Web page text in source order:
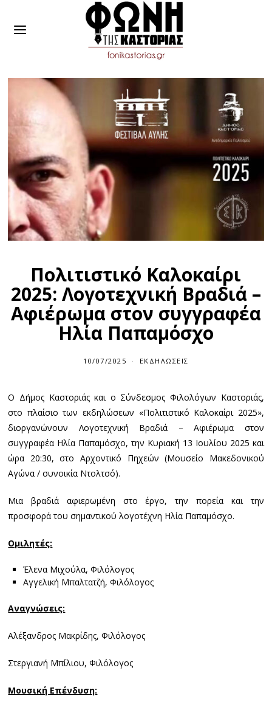
Πολιτιστικό Καλοκαίρι
2025: Λογοτεχνική Βραδιά –
Αφιέρωμα στον συγγραφέα
Ηλία Παπαμόσχο
10/07/2025 ΕΚΔΗΛΏΣΕΙΣ
Ο Δήμος Καστοριάς και ο Σύνδεσμος Φιλολόγων Καστοριάς,
στο πλαίσιο των εκδηλώσεων «Πολιτιστικό Καλοκαίρι 2025»,
διοργανώνουν Λογοτεχνική Βραδιά – Αφιέρωμα στον
συγγραφέα Ηλία Παπαμόσχο, την Κυριακή 13 Ιουλίου 2025 και
ώρα 20:30, στο Αρχοντικό Πηχεών (Μουσείο Μακεδονικού
Αγώνα / συνοικία Ντολτσό).
Μια βραδιά αφιερωμένη στο έργο, την πορεία και την
προσφορά του σημαντικού λογοτέχνη Ηλία Παπαμόσχο.
Ομιλητές:
Έλενα Μιχούλα, Φιλόλογος
Αγγελική Μπαλτατζή, Φιλόλογος
Αναγνώσεις:
Αλέξανδρος Μακρίδης, Φιλόλογος
Στεργιανή Μπίλιου, Φιλόλογος
Μουσική Επένδυση: